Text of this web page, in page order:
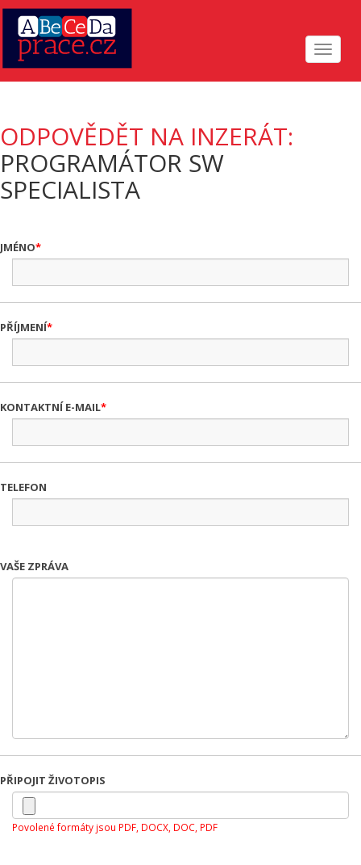
Toggle
ODPOVĚDĚT NA INZERÁT:
PROGRAMÁTOR SW
SPECIALISTA
JMÉNO
PŘÍJMENÍ
KONTAKTNÍ E-MAIL
TELEFON
VAŠE ZPRÁVA
PŘIPOJIT ŽIVOTOPIS
Povolené formáty jsou PDF, DOCX, DOC, PDF